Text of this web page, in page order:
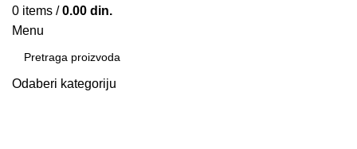
0 items / 0.00 din.
Menu
Odaberi kategoriju